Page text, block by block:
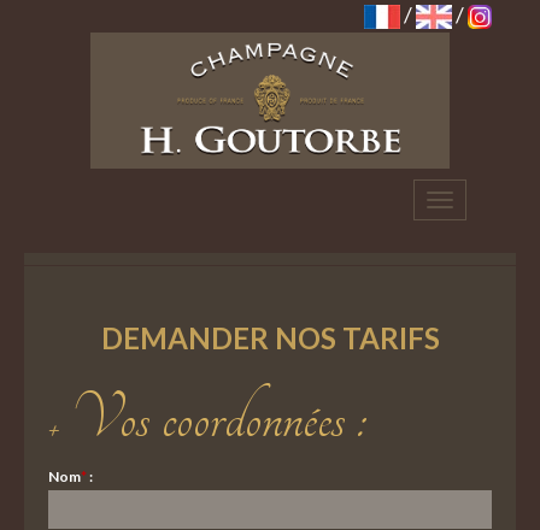
/ /
Toggle
navigation
Demander nos tarifs
Vos coordonnées :
Nom*: